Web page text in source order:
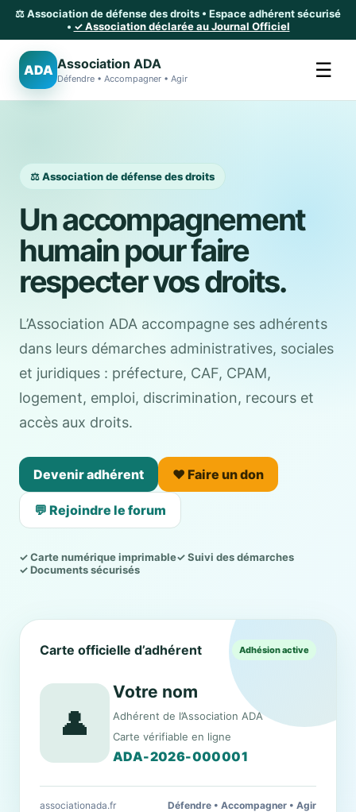
⚖️ Association de défense des droits • Espace adhérent sécurisé
• ✓ Association déclarée au Journal Officiel
ADA Association ADA
Défendre • Accompagner • Agir ☰
⚖️ Association de défense des droits
Un accompagnement
humain pour faire
respecter vos droits.
L’Association ADA accompagne ses adhérents
dans leurs démarches administratives, sociales
et juridiques : préfecture, CAF, CPAM,
logement, emploi, discrimination, recours et
accès aux droits.
Devenir adhérent ❤️ Faire un don
💬 Rejoindre le forum
✓ Carte numérique imprimable✓ Suivi des démarches
✓ Documents sécurisés
Carte officielle d’adhérent Adhésion active
👤
Votre nom
Adhérent de l’Association ADA
Carte vérifiable en ligne
ADA-2026-000001
associationada.fr Défendre • Accompagner • Agir